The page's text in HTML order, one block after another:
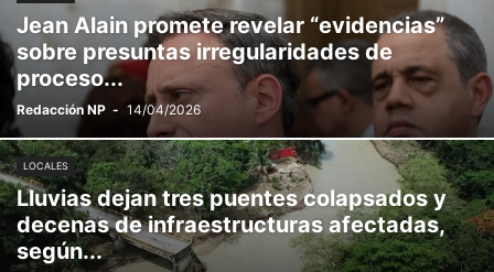
Jean Alain promete revelar “evidencias”
sobre presuntas irregularidades de
proceso...
Redacción NP - 14/04/2026
LOCALES
Lluvias dejan tres puentes colapsados y
decenas de infraestructuras afectadas,
según...